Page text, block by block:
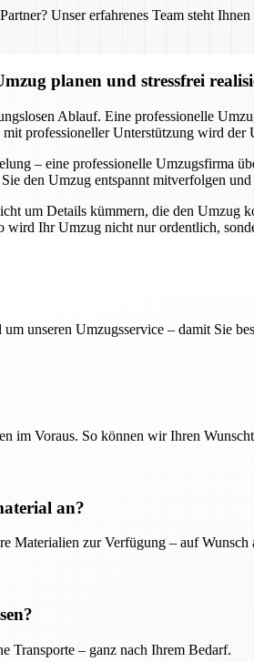
Unser erfahrenes Team steht
planen und stressfrei
Ablauf. Eine professionelle
professioneller Unterstützung wird der
– eine professionelle Umzugsfirma
den Umzug entspannt mitverfolgen
um Details kümmern, die den
wird Ihr Umzug nicht nur ordentlich,
unseren Umzugsservice – damit Sie
im Voraus. So können wir Ihren
an?
Materialien zur Verfügung – auf
Transporte – ganz nach Ihrem Bedarf.